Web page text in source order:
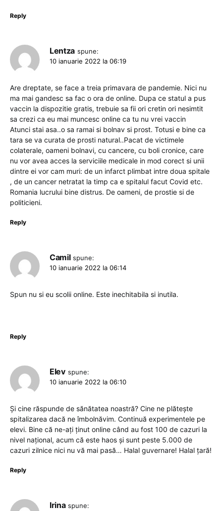
Reply
Lentza spune:
10 ianuarie 2022 la 06:19
Are dreptate, se face a treia primavara de pandemie. Nici nu
ma mai gandesc sa fac o ora de online. Dupa ce statul a pus
vaccin la dispozitie gratis, trebuie sa fii ori cretin ori nesimtit
sa crezi ca eu mai muncesc online ca tu nu vrei vaccin
Atunci stai asa..o sa ramai si bolnav si prost. Totusi e bine ca
tara se va curata de prosti natural..Pacat de victimele
colaterale, oameni bolnavi, cu cancere, cu boli cronice, care
nu vor avea acces la serviciile medicale in mod corect si unii
dintre ei vor cam muri: de un infarct plimbat intre doua spitale
, de un cancer netratat la timp ca e spitalul facut Covid etc.
Romania lucrului bine distrus. De oameni, de prostie si de
politicieni.
Reply
Camil spune:
10 ianuarie 2022 la 06:14
Spun nu si eu scolii online. Este inechitabila si inutila.
Reply
Elev spune:
10 ianuarie 2022 la 06:10
Și cine răspunde de sănătatea noastră? Cine ne plătește
spitalizarea dacă ne îmbolnăvim. Continuă experimentele pe
elevi. Bine că ne-ați ținut online când au fost 100 de cazuri la
nivel național, acum că este haos și sunt peste 5.000 de
cazuri zilnice nici nu vă mai pasă… Halal guvernare! Halal țară!
Reply
Irina spune: